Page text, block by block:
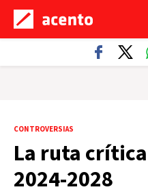
CONTROVERSIAS
La ruta
2024-2028